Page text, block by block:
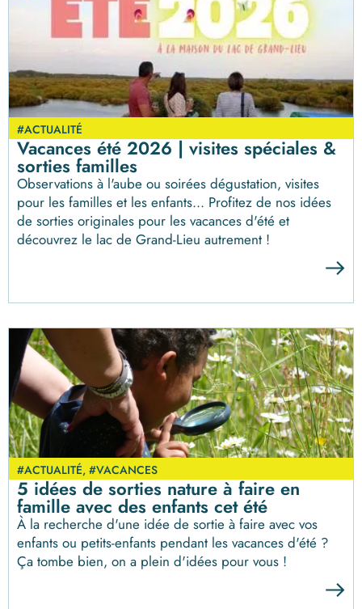
#ACTUALITÉ
Vacances été 2026 | visites spéciales &
sorties familles
Observations à l'aube ou soirées dégustation, visites
pour les familles et les enfants... Profitez de nos idées
de sorties originales pour les vacances d'été et
découvrez le lac de Grand-Lieu autrement !
#ACTUALITÉ, #VACANCES
5 idées de sorties nature à faire en
famille avec des enfants cet été
À la recherche d'une idée de sortie à faire avec vos
enfants ou petits-enfants pendant les vacances d'été ?
Ça tombe bien, on a plein d'idées pour vous !